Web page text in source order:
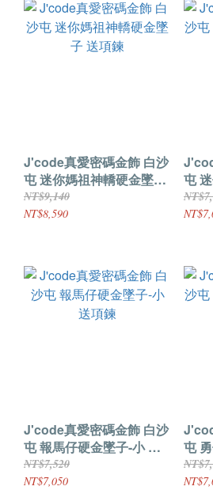
J'code真愛密碼金飾 白沙
屯 迷你媽祖神轎硬金墜子
送項鍊
NT$9,140
NT$8,590
屯
鍊
J'code真愛密碼金飾 白沙
屯 報馬仔硬金墜子-小 送
項鍊
NT$7,520
NT$7,050
屯
送項